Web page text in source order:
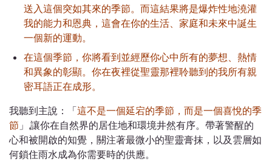
送入這個突如其來的季節。而這結果將是爆炸性地澆灌
我的能力和恩典，這會在你的生活、家庭和未來中誕生
一個新的運動。
在這個季節，你將看到並經歷你心中所有的夢想、熱情
和異象的彰顯。你在夜裡從聖靈那裡聆聽到的我所有親
密耳語正在成形。
我聽到主說：「這不是一個延宕的季節，而是一個喜悅的季
節 」,讓你在自然界的居住地和環境井然有序。帶著警醒的
心和被開啟的知覺，關注著最微小的聖靈膏抹，以及雲層如
何鎖住雨水成為你需要時的供應。